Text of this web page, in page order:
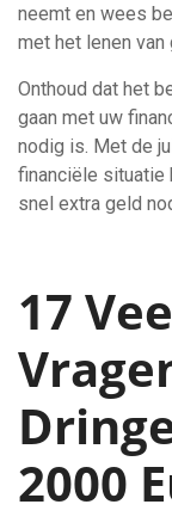
neemt en wees
met het lenen van
Onthoud dat het
gaan met uw
nodig is. Met de
financiële situatie
snel extra geld
17
2000